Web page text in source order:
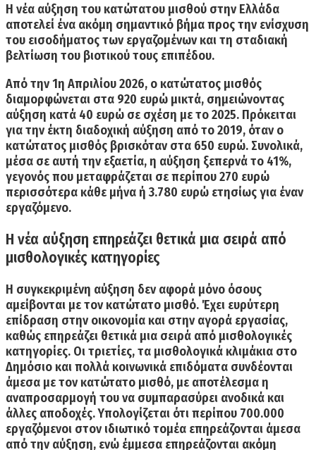
Η νέα αύξηση του κατώτατου μισθού στην Ελλάδα
αποτελεί ένα ακόμη σημαντικό βήμα προς την ενίσχυση
του εισοδήματος των εργαζομένων και τη σταδιακή
βελτίωση του βιοτικού τους επιπέδου.
Από την1η Απριλίου 2026, ο κατώτατος μισθός
διαμορφώνεται στα 920 ευρώ μικτά, σημειώνοντας
αύξηση κατά 40 ευρώ σε σχέση με το 2025. Πρόκειται
για την έκτη διαδοχική αύξηση από το 2019, όταν ο
κατώτατος μισθός βρισκόταν στα 650 ευρώ. Συνολικά,
μέσα σε αυτή την εξαετία, η αύξηση ξεπερνά το 41%,
γεγονός που μεταφράζεται σε περίπου 270 ευρώ
περισσότερα κάθε μήνα ή 3.780 ευρώ ετησίως για έναν
εργαζόμενο.
Η νέα αύξηση επηρεάζει θετικά μια σειρά από
μισθολογικές κατηγορίες
Η συγκεκριμένη αύξηση δεν αφορά μόνο όσους
αμείβονται με τον κατώτατο μισθό. Έχει ευρύτερη
επίδραση στην οικονομία και στην αγορά εργασίας,
καθώς επηρεάζει θετικά μια σειρά από μισθολογικές
κατηγορίες. Οι τριετίες, τα μισθολογικά κλιμάκια στο
Δημόσιο και πολλά κοινωνικά επιδόματα συνδέονται
άμεσα με τον κατώτατο μισθό, με αποτέλεσμα η
αναπροσαρμογή του να συμπαρασύρει ανοδικά και
άλλες αποδοχές. Υπολογίζεται ότι περίπου 700.000
εργαζόμενοι στον ιδιωτικό τομέα επηρεάζονται άμεσα
από την αύξηση, ενώ έμμεσα επηρεάζονται ακόμη